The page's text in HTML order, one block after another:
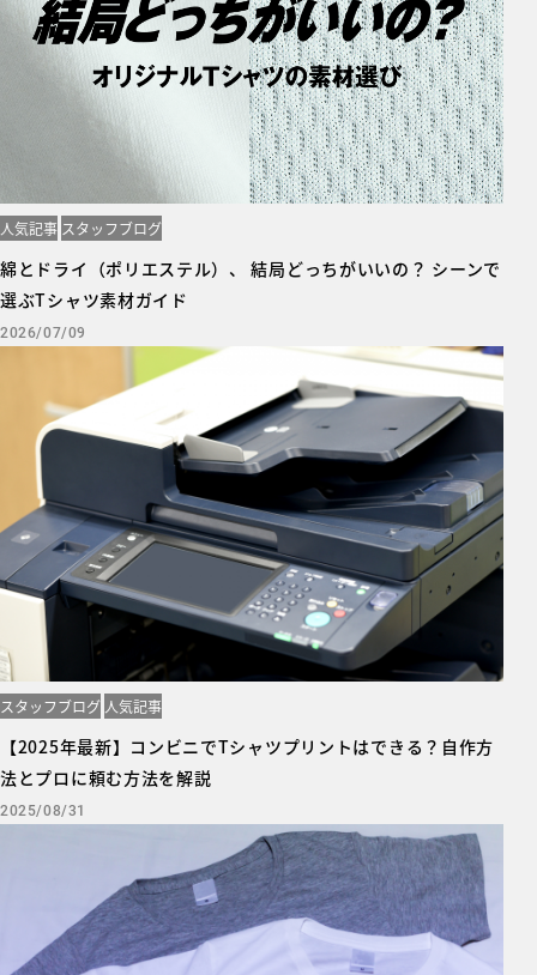
人気記事 スタッフブログ
綿とドライ（ポリエステル）、 結局どっちがいいの？ シーンで
選ぶTシャツ素材ガイド
2026/07/09
スタッフブログ 人気記事
【2025年最新】コンビニでTシャツプリントはできる？自作方
法とプロに頼む方法を解説
2025/08/31